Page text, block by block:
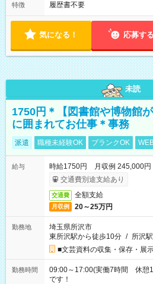
特徴 履歴書不要
気になる！ 応募する
未読
1750円＊【図書館や博物館
に囲まれてお仕事＊事務
派遣 職種未経験OK ブランクOK
給与
時給1750円 月収例 245,000円
交通費別途支給あり
交通費 全額支給
月収例 20～25万円
勤務地
埼玉県所沢市
東所沢駅から徒歩10分 / 所沢
■文芸資料の収集・保存・展
勤務時間
09:00～17:00(実働7時間 休憩
です！